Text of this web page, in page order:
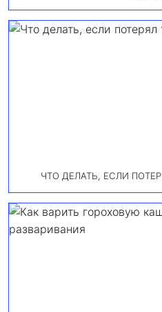
ЧТО ДЕЛАТЬ, ЕСЛИ